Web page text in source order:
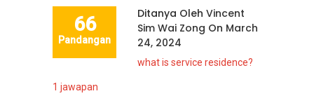
66
Pandangan
Ditanya Oleh Vincent
Sim Wai Zong On March
24, 2024
what is service residence?
1 jawapan